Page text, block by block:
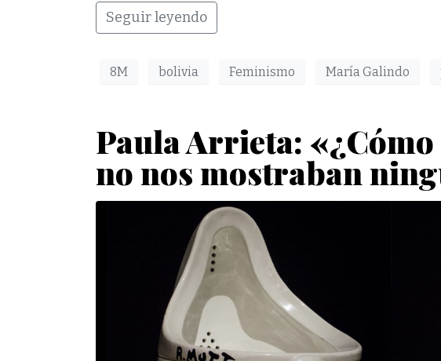
Seguir leyendo
8M bolivia Feminismo María Galindo
Paula Arrieta:
no nos mostraban